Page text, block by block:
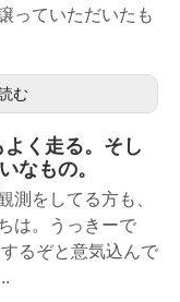
っていただいたも
む
く走る。そし
なもの。
測をしてる方も、
は。うっきーで
るぞと意気込んで